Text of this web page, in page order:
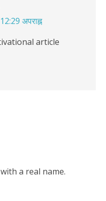
अपराह्न
article
a real name.